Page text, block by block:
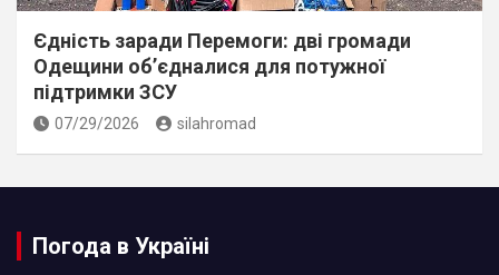
Єдність заради Перемоги: дві громади
Одещини об’єдналися для потужної
підтримки ЗСУ
07/29/2026 silahromad
Погода в Україні